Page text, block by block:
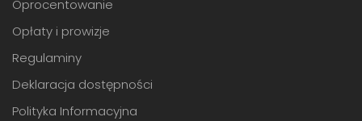
Oprocentowanie
Opłaty i prowizje
Regulaminy
Deklaracja dostępności
Polityka Informacyjna